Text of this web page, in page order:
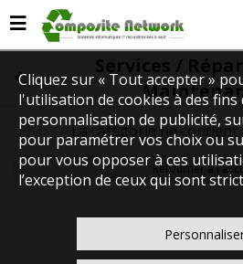
La catégorie ne
Retourner à
Cliquez sur « Tout accepter »
l'utilisation de cookies à des fins
personnalisation de publicité,
pour paramétrer vos choix ou
pour vous opposer à ces
l’exception de ceux qui sont